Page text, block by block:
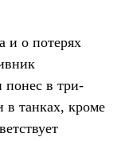
и о потерях
в три-
в танках, кроме